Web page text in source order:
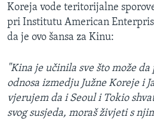
Koreja vode teritorijalne
pri Institutu American
da je ovo šansa za Kinu:
"Kina je učinila sve što može
odnosa izmedju Južne Koreje i
vjerujem da i Seoul i Tokio
svog susjeda, moraš živjeti s